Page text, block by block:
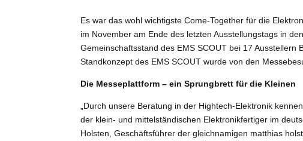
Es war das wohl wichtigste Come-Together für die
im November am Ende des letzten Ausstellungstags in
Gemeinschaftsstand des EMS SCOUT bei 17 Ausstellern
Standkonzept des EMS SCOUT wurde von den
Die Messeplattform – ein Sprungbrett für die Kleinen
„Durch unsere Beratung in der Hightech-Elektronik
der klein- und mittelständischen Elektronikfertiger im
Holsten, Geschäftsführer der gleichnamigen matthias